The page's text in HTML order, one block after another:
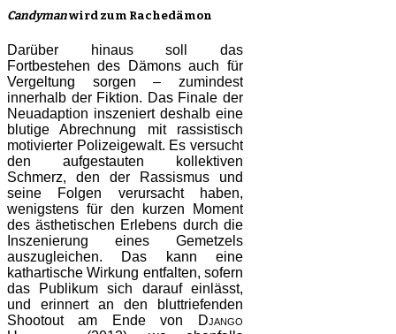
Candymanwird zum Rachedämon
Darüber hinaus soll das
Fortbestehen des Dämons auch für
Vergeltung sorgen – zumindest
innerhalb der Fiktion. Das Finale der
Neuadaption inszeniert deshalb eine
blutige Abrechnung mit rassistisch
motivierter Polizeigewalt. Es versucht
den aufgestauten kollektiven
Schmerz, den der Rassismus und
seine Folgen verursacht haben,
wenigstens für den kurzen Moment
des ästhetischen Erlebens durch die
Inszenierung eines Gemetzels
auszugleichen. Das kann eine
kathartische Wirkung entfalten, sofern
das Publikum sich darauf einlässt,
und erinnert an den bluttriefenden
Shootout am Ende von
Django